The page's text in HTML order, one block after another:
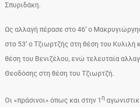
Σπυριδάκη.
Ως αλλαγή πέρασε στο 46’ ο
στο 53’ ο Τζιωρτζής στη θέση του Κυλιλή
θέση του Βενιζέλου, ενώ τελευταία
Θεοδόσης στη θέση του Τζιωρτζή.
Οι «πράσινοι» όπως και στην 1 η